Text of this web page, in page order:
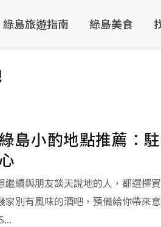
綠島旅遊指南 綠島美食
島小酌地點推薦：
續與朋友談天說地的人，都選擇
別有風味的酒吧，預備給你帶來